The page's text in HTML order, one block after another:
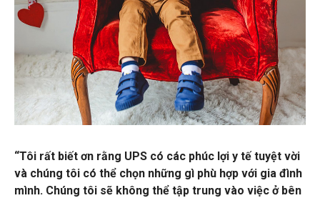
“Tôi rất biết ơn rằng UPS có các phúc lợi y tếtuyệt vời
và chúng tôi có thể chọn những gì phù hợp với gia đình
mình. Chúng tôi sẽ không thể tập trung vào việc ở bên